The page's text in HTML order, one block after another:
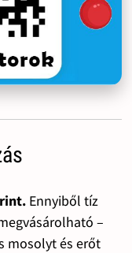
Ennyiből tíz
–
mosolyt és erőt